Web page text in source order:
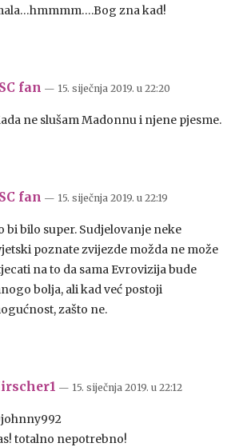
zna kad!
fan — 15. siječnja 2019. u 22:20
ne slušam Madonnu i njene pjesme.
fan — 15. siječnja 2019. u 22:19
bi bilo super. Sudjelovanje neke
poznate zvijezde možda ne može
na to da sama Evrovizija bude
bolja, ali kad već postoji
zašto ne.
— 15. siječnja 2019. u 22:12
totalno nepotrebno!